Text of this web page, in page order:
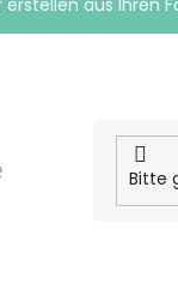
erstellen aus Ihren